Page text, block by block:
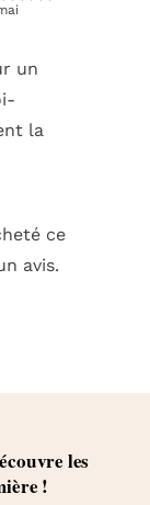
5sur 5
un
la
ce
avis.
les
!